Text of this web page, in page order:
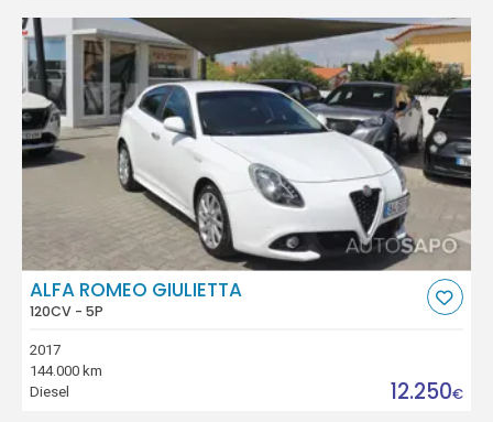
ALFA ROMEO GIULIETTA
120CV - 5P
2017
144.000 km
Diesel
12.250€